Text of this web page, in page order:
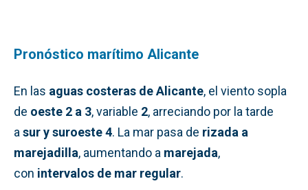
Pronóstico marítimo Alicante
En las aguas costeras de Alicante, el viento sopla
de oeste 2 a 3, variable 2, arreciando por la tarde
a sur y suroeste 4. La mar pasa de rizada a
marejadilla, aumentando a marejada,
con intervalos de mar regular.